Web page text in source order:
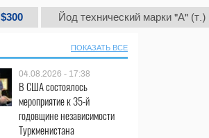
Йод технический марки "А" (т.) $86
ПОКАЗАТЬ ВСЕ
04.08.2026 - 17:38
В США состоялось
мероприятие к 35-й
годовщине независимости
Туркменистана